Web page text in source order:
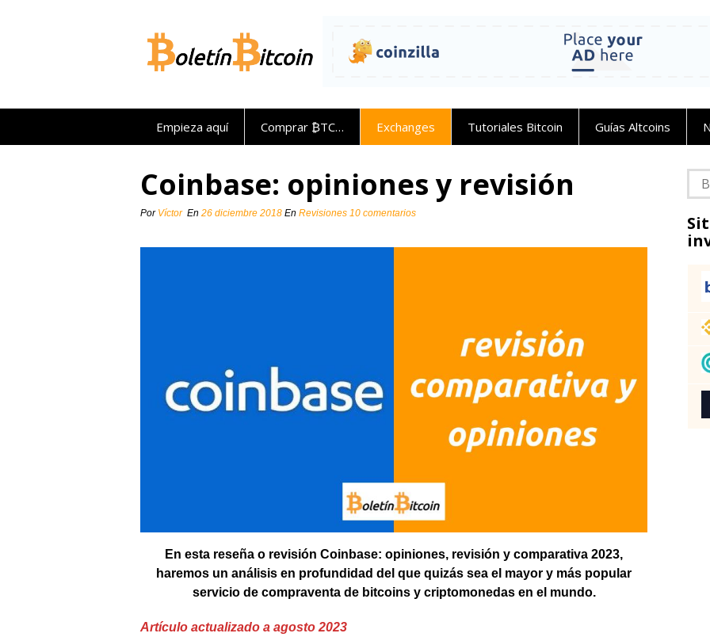
Empieza aquí Comprar ₿TC… Exchanges Tutoriales Bitcoin Guías Altcoins
Coinbase: opiniones y revisión
Por Víctor En 26 diciembre 2018 En Revisiones 10 comentarios
En esta reseña o revisión Coinbase: opiniones, revisión y comparativa 2023,
haremos un análisis en profundidad del que quizás sea el mayor y más popular
servicio de compraventa de bitcoins y criptomonedas en el mundo.
Artículo actualizado a agosto 2023